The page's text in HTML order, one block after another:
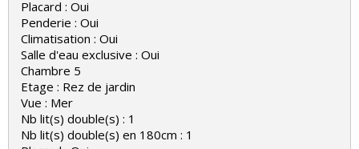
Placard : Oui
Penderie : Oui
Climatisation : Oui
Salle d'eau exclusive : Oui
Chambre 5
Etage : Rez de jardin
Vue : Mer
Nb lit(s) double(s) : 1
Nb lit(s) double(s) en 180cm : 1